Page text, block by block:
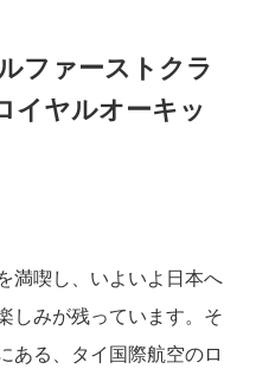
ファーストクラ
ヤルオーキッ
満喫し、いよいよ日本へ
しみが残っています。そ
ある、タイ国際航空のロ